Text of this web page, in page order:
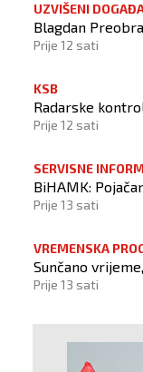
UZVIŠENI
Blagdan
Prije 12 sati
KSB
Radarske
Prije 12 sati
SERVISNE
BiHAMK:
Prije 13 sati
VREMENSKA
Sunčano
Prije 13 sati